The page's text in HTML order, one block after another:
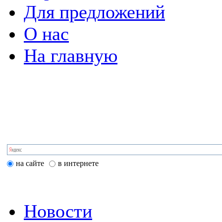
Для предложений
О нас
На главную
на сайте в интернете
Новости